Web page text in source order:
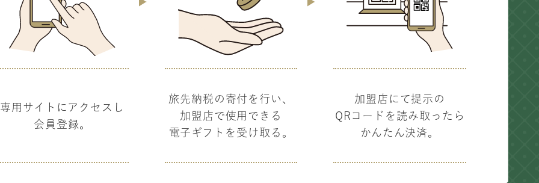
専用サイトにアクセスし
会員登録。
旅先納税の寄付を行い、
加盟店で使用できる
電子ギフトを受け取る。
加盟店にて提示の
QRコードを読み取ったら
かんたん決済。